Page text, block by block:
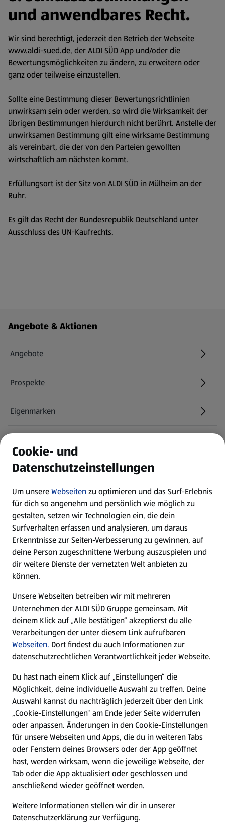
und anwendbares Recht.
Wir sind berechtigt, jederzeit den Betrieb der Webseite
www.aldi-sued.de, der ALDI SÜD App und/oder die
Bewertungsmöglichkeiten zu ändern, zu erweitern oder
ganz oder teilweise einzustellen.
Sollte eine Bestimmung dieser Bewertungsrichtlinien
unwirksam sein oder werden, so wird die Wirksamkeit der
übrigen Bestimmungen hierdurch nicht berührt. Anstelle der
unwirksamen Bestimmung gilt eine wirksame Bestimmung
als vereinbart, die der von den Parteien gewollten
wirtschaftlich am nächsten kommt.
Erfüllungsort ist der Sitz von ALDI SÜD in Mülheim an der
Ruhr.
Es gilt das Recht der Bundesrepublik Deutschland unter
Ausschluss des UN-Kaufrechts.
Fußzeilenmenü - weitere Links
Angebote & Aktionen
Angebote
Prospekte
Eigenmarken
Newsletter
WhatsApp
Über ALDI SÜD
Filialen
Nachhaltigkeit
Karriere
Presse
Hilfe & Kontakt
(öffnet in einem neuen Tab)
Unternehmen
Folge uns hier:
Cookie- und
Datenschutzeinstellungen
Um unsereWebseitenzu optimieren und das Surf-Erlebnis
für dich so angenehm und persönlich wie möglich zu
gestalten, setzen wir Technologien ein, die dein
Surfverhalten erfassen und analysieren, um daraus
Erkenntnisse zur Seiten-Verbesserung zu gewinnen, auf
deine Person zugeschnittene Werbung auszuspielen und
dir weitere Dienste der vernetzten Welt anbieten zu
können.
Unsere Webseiten betreiben wir mit mehreren
Unternehmen der ALDI SÜD Gruppe gemeinsam. Mit
deinem Klick auf „Alle bestätigen“ akzeptierst du alle
Verarbeitungen der unter diesem Link aufrufbaren
Webseiten. Dort findest du auch Informationen zur
datenschutzrechtlichen Verantwortlichkeit jeder Webseite.
Du hast nach einem Klick auf „Einstellungen“ die
Möglichkeit, deine individuelle Auswahl zu treffen. Deine
Auswahl kannst du nachträglich jederzeit über den Link
„Cookie-Einstellungen“ am Ende jeder Seite widerrufen
oder anpassen. Änderungen in den Cookie-Einstellungen
für unsere Webseiten und Apps, die du in weiteren Tabs
oder Fenstern deines Browsers oder der App geöffnet
hast, werden wirksam, wenn die jeweilige Webseite, der
Tab oder die App aktualisiert oder geschlossen und
anschließend wieder geöffnet werden.
Weitere Informationen stellen wir dir in unserer
Datenschutzerklärung zur Verfügung.